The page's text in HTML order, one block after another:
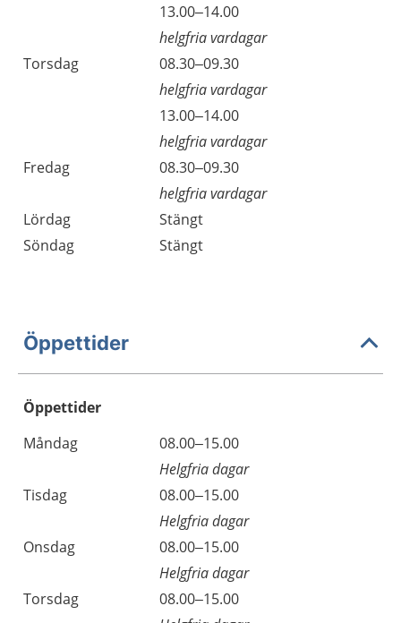
13.00–14.00
helgfria vardagar
Torsdag
08.30–09.30
helgfria vardagar
13.00–14.00
helgfria vardagar
Fredag
08.30–09.30
helgfria vardagar
Lördag
Stängt
Söndag
Stängt
Öppettider
Öppettider
Dag
Öppettider
Kommentarer
Måndag
08.00–15.00
Helgfria dagar
Tisdag
08.00–15.00
Helgfria dagar
Onsdag
08.00–15.00
Helgfria dagar
Torsdag
08.00–15.00